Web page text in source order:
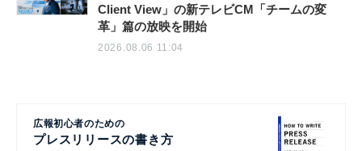
Client View」の新テレビCM「チームの変
革」篇の放映を開始
2026.08.06 11:04
広報初心者のための
プレスリリースの書き方